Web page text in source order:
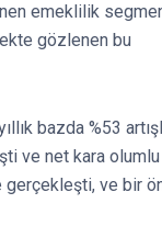
emeklilik
gözlenen bu
bazda %53
ve net kara olumlu
gerçekleşti, ve bir